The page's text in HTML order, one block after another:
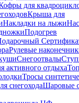
для
Крыша для
Накладки на лыжи
Подогрев
Рулевые
Снегоотвалы
активного отдыха
Тросы
снегоходаШаровые